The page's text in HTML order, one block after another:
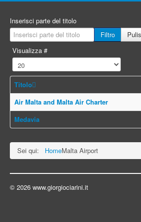
Inserisci parte del titolo
Filtro
Visualizza #
Titolo
Air Malta and Malta Air Charter
Medavia
Sei qui: HomeMalta Airport
© 2026 www.giorgiociarini.it